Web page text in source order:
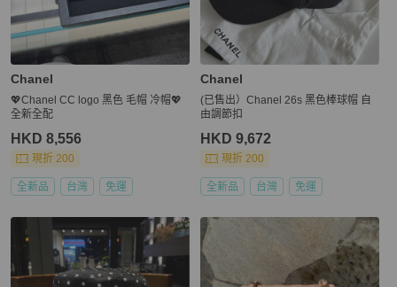
Chanel
💖Chanel CC logo 黑色 毛帽 冷帽💖
全新全配
HKD 8,556
現折 200
全新品 台灣 免運
Chanel
(已售出）Chanel 26s 黑色棒球帽 自
由調節扣
HKD 9,672
現折 200
全新品 台灣 免運